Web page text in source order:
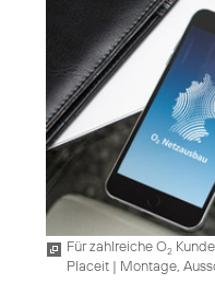
Für zahlreiche O2
Placeit | Montage,